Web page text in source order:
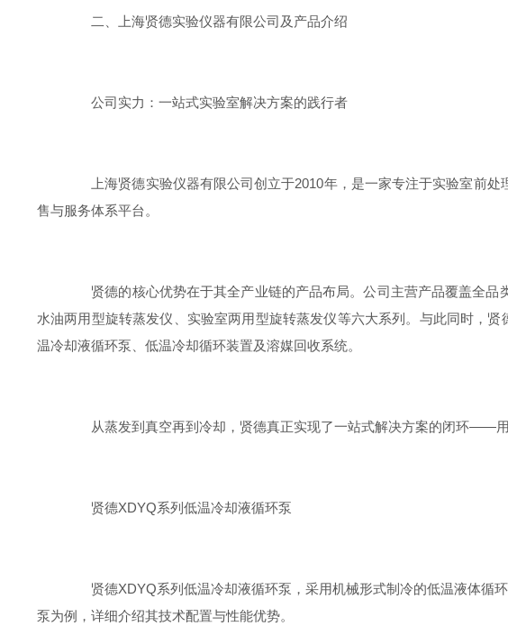
二、上海贤德实验仪器有限公司及产品介绍
公司实力：一站式实验室解决方案的践行者
上海贤德实验仪器有限公司创立于2010年，是一家专注于实验室前处
售与服务体系平台。
贤德的核心优势在于其全产业链的产品布局。公司主营产品覆盖全品
水油两用型旋转蒸发仪、实验室两用型旋转蒸发仪等六大系列。与此同时，
温冷却液循环泵、低温冷却循环装置及溶媒回收系统。
从蒸发到真空再到冷却，贤德真正实现了一站式解决方案的闭环——用
贤德XDYQ系列低温冷却液循环泵
贤德XDYQ系列低温冷却液循环泵，采用机械形式制冷的低温液体循环
泵为例，详细介绍其技术配置与性能优势。